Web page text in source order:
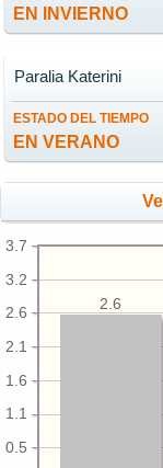
EN INVIERNO
ESTADO DEL TIEMPO
EN VERANO
Paralia Katerini
0.5
1.1
1.6
2.1
2.6
3.2
3.7
2.6